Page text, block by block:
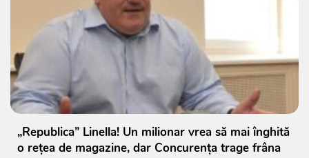
„Republica” Linella! Un milionar vrea să mai înghită
o rețea de magazine, dar Concurența trage frâna